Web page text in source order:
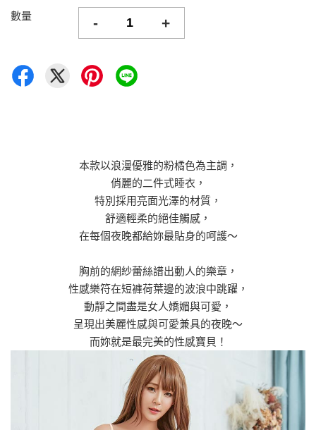
數量 - +
本款以浪漫優雅的粉橘色為主調，
俏麗的二件式睡衣，
特別採用亮面光澤的材質，
舒適輕柔的絕佳觸感，
在每個夜晚都給妳最貼身的呵護～
胸前的網紗蕾絲譜出動人的樂章，
性感樂符在短褲荷葉邊的波浪中跳躍，
動靜之間盡是女人嬌媚與可愛，
呈現出美麗性感與可愛兼具的夜晚～
而妳就是最完美的性感寶貝！